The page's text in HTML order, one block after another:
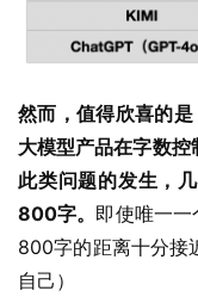
然而，值得欣喜的
大模型产品在字数
此类问题的发生，
800字。 即使唯一
800字的距离十分接
自己）